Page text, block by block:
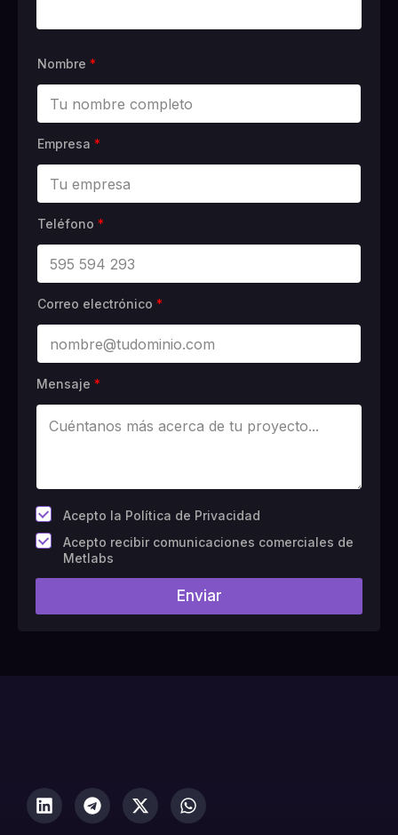
Nombre *
Empresa *
Teléfono *
Correo electrónico *
Mensaje *
*
Acepto la Política de Privacidad
C
a
p
#
Acepto recibir comunicaciones comerciales de
Metlabs
Enviar